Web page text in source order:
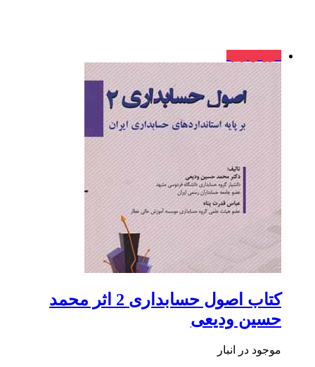
کتاب اصول حسابداری 2 اثر محمد
حسین ودیعی
موجود در انبار